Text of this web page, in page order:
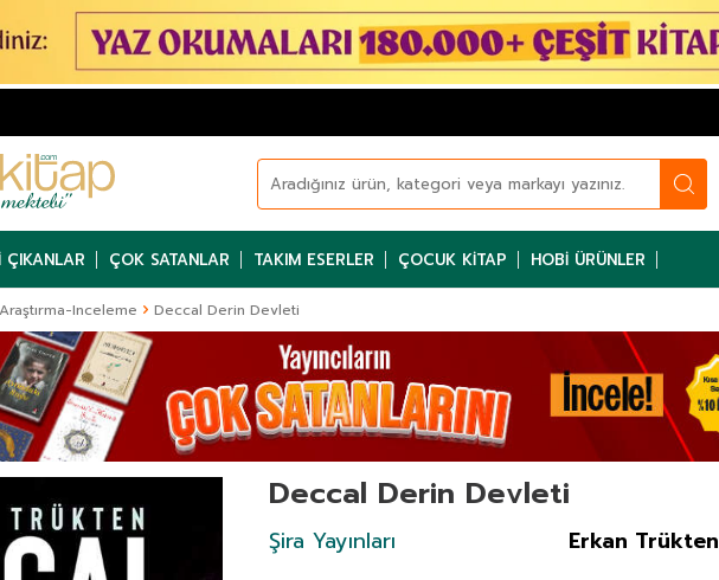
ÇIKANLAR ÇOK SATANLAR TAKIM ESERLER ÇOCUK KITAP HOBI ÜRÜNLER
Araştırma-Inceleme Deccal Derin Devleti
Deccal Derin Devleti
Şira Yayınları Erkan Trükten